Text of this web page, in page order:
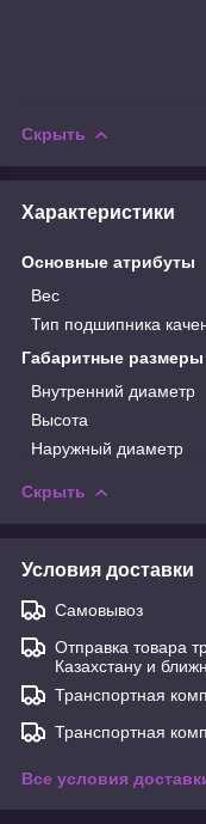
Скрыть
Характеристики
Основные атрибуты
Вес
Тип подшипника
Габаритные размеры
Внутренний диаметр
Высота
Наружный диаметр
Скрыть
Условия доставки
Самовывоз
Отправка товара
Казахстану и
Транспортная
Транспортная
Все условия